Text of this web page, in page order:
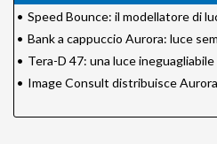
• Speed Bounce: il modellatore di
• Bank a cappuccio Aurora: luce
• Tera-D 47: una luce ineguagliabile
• Image Consult distribuisce